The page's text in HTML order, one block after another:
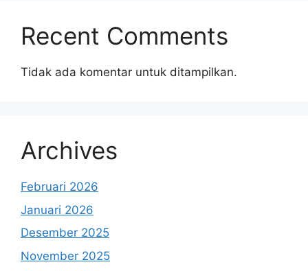
Recent Comments
Tidak ada komentar untuk ditampilkan.
Archives
Februari 2026
Januari 2026
Desember 2025
November 2025